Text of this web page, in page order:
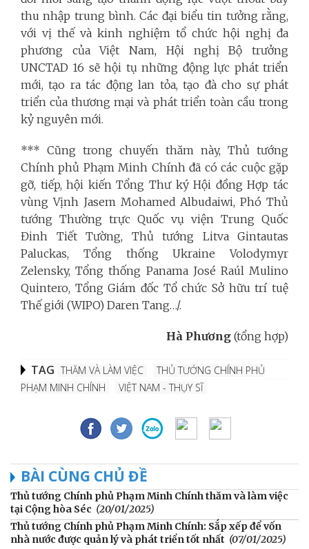
thu nhập trung bình.Các đại biểu tin tưởng rằng,
với vị thế và kinh nghiệm tổ chức hội nghị đa
phương của Việt Nam, Hội nghị Bộ trưởng
UNCTAD 16 sẽ hội tụ những động lực phát triển
mới, tạo ra tác động lan tỏa, tạo đà cho sự phát
triển của thương mại và phát triển toàn cầu trong
kỷ nguyên mới.
*** Cũng trong chuyến thăm này, Thủ tướng
Chính phủ Phạm Minh Chính đã có các cuộc gặp
gỡ, tiếp, hội kiến Tổng Thư ký Hội đồng Hợp tác
vùng Vịnh Jasem Mohamed Albudaiwi, Phó Thủ
tướng Thường trực Quốc vụ viện Trung Quốc
Đinh Tiết Tường, Thủ tướng Litva Gintautas
Paluckas, Tổng thống Ukraine Volodymyr
Zelensky, Tổng thống Panama José Raúl Mulino
Quintero, Tổng Giám đốc Tổ chức Sở hữu trí tuệ
Thế giới (WIPO) Daren Tang…/.
Hà Phương (tổng hợp)
TAG THĂM VÀ LÀM VIỆC
THỦ TƯỚNG CHÍNH PHỦ
PHẠM MINH CHÍNH
VIỆT NAM - THỤY SĨ
BÀI CÙNG CHỦ ĐỀ
Thủ tướng Chính phủ Phạm Minh Chính thăm và làm việc
tại Cộng hòa Séc (20/01/2025)
Thủ tướng Chính phủ Phạm Minh Chính: Sắp xếp để vốn
nhà nước được quản lý và phát triển tốt nhất (07/01/2025)